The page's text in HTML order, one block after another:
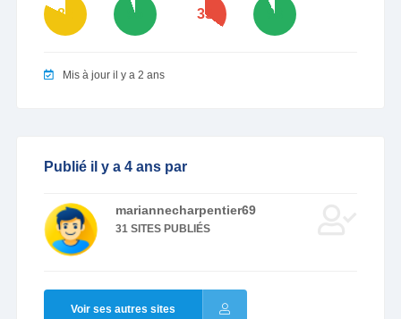
82 95 35 93
Mis à jour il y a 2 ans
Publié il y a 4 ans par
mariannecharpentier69
31 SITES PUBLIÉS
Voir ses autres sites